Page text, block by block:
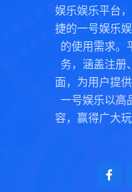
娱乐娱乐平台
捷的一号娱乐
的使用需求。
务，涵盖注册
面，为用户提
一号娱乐以高
容，赢得广大